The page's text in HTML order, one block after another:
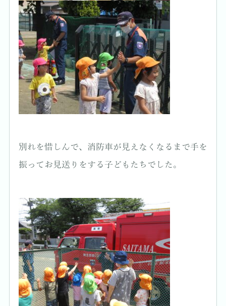
別れを惜しんで、消防車が見えなくなるまで手を
振ってお見送りをする子どもたちでした。